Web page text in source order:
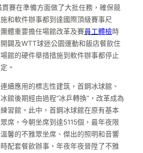
賽在準備方面做了大批任務，確保競
和軟件辦事都到達國際頂級賽事尺
體重要擔任場館改革及賽員工體檢時
闢及WTT球迷公園運動和飯店餐飲住
館的硬件舉措措施到軟件辦事都停止
。
續應用的標志性建筑，首鋼冰球館、
館後期經由過程“冰乒轉換”，改革成為
習館。此中，首鋼冰球館在原有基本
席，今朝坐席到達5115個，最年夜限
馨的不雅眾坐席、傑出的照明和音響
配套餐飲辦事，年夜年夜晉陞了不雅